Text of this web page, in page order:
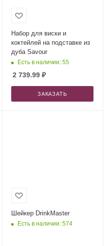
Набор для виски и
коктейлей на подставке из
дуба Savour
Есть в наличии: 55
2 739.99₽
ЗАКАЗАТЬ
Шейкер DrinkMaster
Есть в наличии: 574